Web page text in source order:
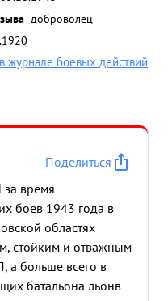
доброволец
журнале боевых действий
Поделиться
время
боев 1943 года в
областях
стойким и отважным
а больше всего в
батальона льонв